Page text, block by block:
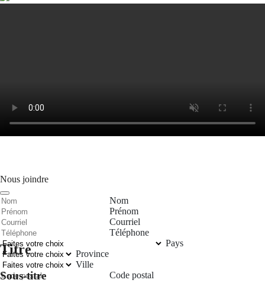
Titre
Sous-titre
Nous joindre
Nom
Prénom
Courriel
Téléphone
Pays
Province
Ville
Code postal